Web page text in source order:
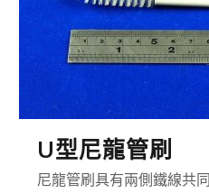
U型尼龍管刷
尼龍管刷具有兩側鐵線共